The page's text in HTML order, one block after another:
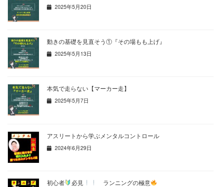
2025年5月20日
動きの基礎を見直そう①『その場もも上げ』
2025年5月13日
本気で走らない【マーカー走】
2025年5月7日
アスリートから学ぶメンタルコントロール
2024年6月29日
初心者 必見 ランニングの極意